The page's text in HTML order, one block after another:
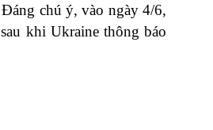
chú ý, vào ngày 4/6,
khi Ukraine thông báo